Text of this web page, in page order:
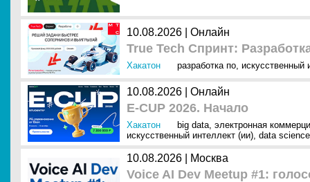
10.08.2026 | Онлайн
True Tech Спринт:
Хакатон разработка по, искусственный
10.08.2026 | Онлайн
E-CUP 2026. Начало
Хакатон big data, электронная
искусственный интеллект (ии), data science
10.08.2026 | Москва
Voice AI Dev Meetup #1: